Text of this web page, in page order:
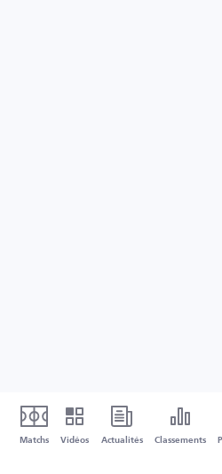
Matchs Vidéos Actualités Classements